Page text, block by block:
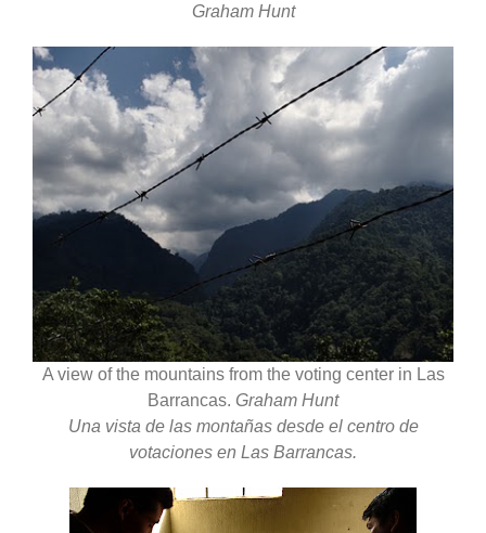
Graham Hunt
A view of the mountains from the voting center in Las
Barrancas. Graham Hunt
Una vista de las montañas desde el centro de
votaciones en Las Barrancas.